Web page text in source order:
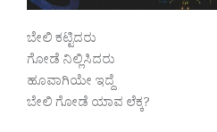
ಬೇಲಿ ಕಟ್ಟಿದರು
ಗೋಡೆ ನಿಲ್ಲಿಸಿದರು
ಹೂವಾಗಿಯೇ ಇದ್ದೆ
ಬೇಲಿ ಗೋಡೆ ಯಾವ ಲೆಕ್ಕ?